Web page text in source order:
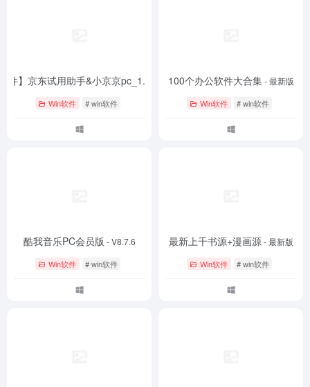
件】京东试用助手&小京京pc_1.9.1 - 1.9.1
Win软件 # win软件
100个办公软件大合集- 最新版
Win软件 # win软件
酷我音乐PC会员版 - V8.7.6
Win软件 # win软件
最新上千书源+漫画源- 最新版
Win软件 # win软件